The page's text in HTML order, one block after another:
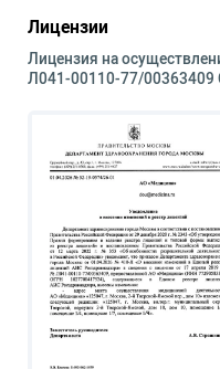
Лицензии
Лицензия на
Л041-00110-77/00363409